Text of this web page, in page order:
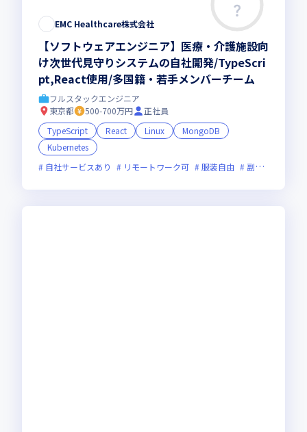
EMC Healthcare株式会社
【ソフトウェアエンジニア】医療・介護施設向
け次世代見守りシステムの自社開発/TypeScri
pt,React使用/多国籍・若手メンバーチーム
フルスタックエンジニア
東京都
500-700万円
正社員
TypeScript
React Linux
MongoDB
Kubernetes
自社サービスあり
リモートワーク可 服装自由 副業可